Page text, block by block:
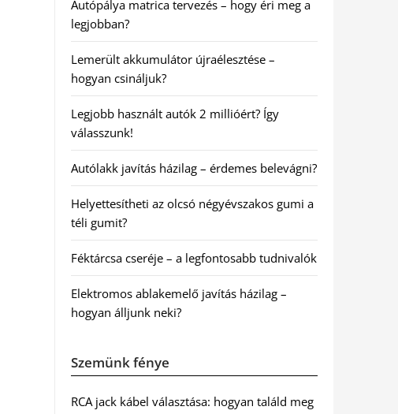
Autópálya matrica tervezés – hogy éri meg a
legjobban?
Lemerült akkumulátor újraélesztése –
hogyan csináljuk?
Legjobb használt autók 2 millióért? Így
válasszunk!
Autólakk javítás házilag – érdemes belevágni?
Helyettesítheti az olcsó négyévszakos gumi a
téli gumit?
Féktárcsa cseréje – a legfontosabb tudnivalók
Elektromos ablakemelő javítás házilag –
hogyan álljunk neki?
Szemünk fénye
RCA jack kábel választása: hogyan találd meg